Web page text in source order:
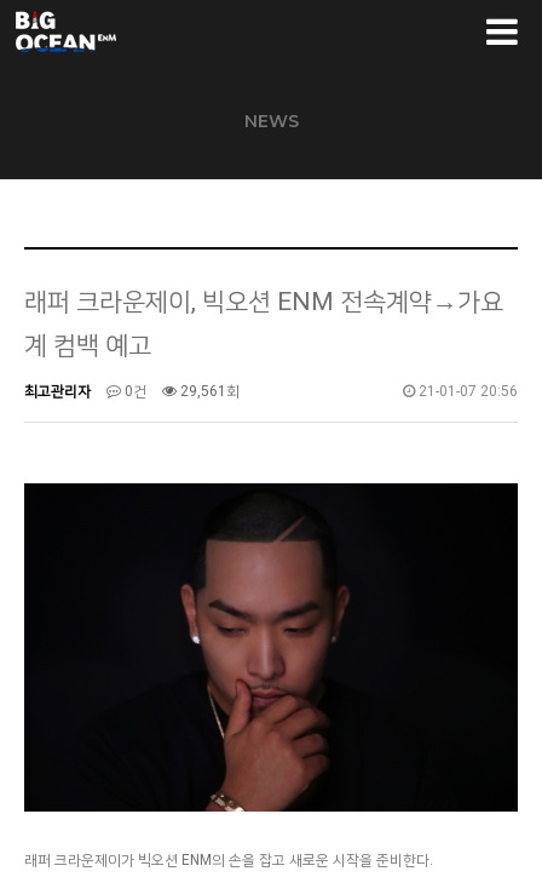
NEWS
래퍼 크라운제이, 빅오션 ENM 전속계약→가요
계 컴백 예고
최고관리자 0건 29,561회 21-01-07 20:56
래퍼 크라운제이가 빅오션 ENM의 손을 잡고 새로운 시작을 준비한다.